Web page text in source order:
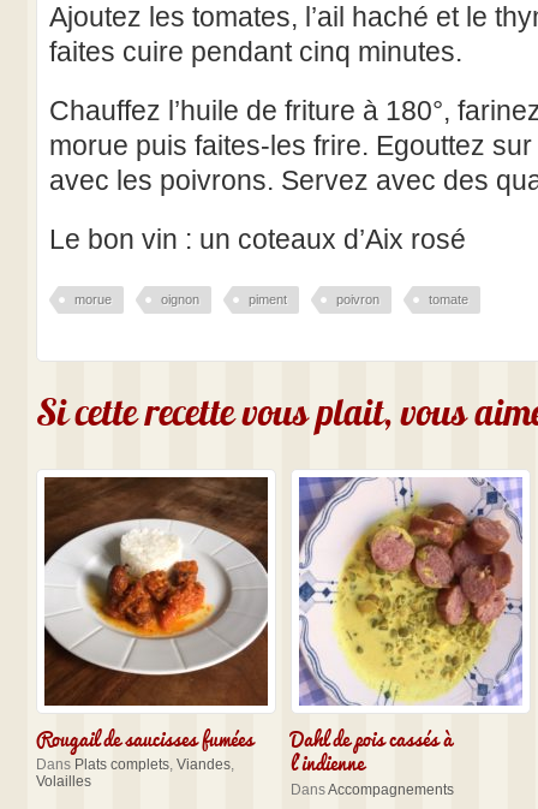
Ajoutez les tomates, l’ail haché et le
faites cuire pendant cinq minutes.
Chauffez l’huile de friture à 180°,
morue puis faites-les frire. Egouttez
avec les poivrons. Servez avec des
Le bon vin : un coteaux d’Aix rosé
morue oignon piment poivron tomate
Si cette recette vous plait, vous
Rougail de saucisses fumées
Dans Plats complets, Viandes,
Volailles
Dahl de pois cassés à
l’indienne
DansAccompagnements